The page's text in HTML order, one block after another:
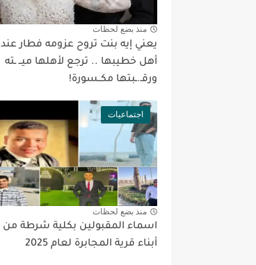
منذ بضع لحظات
يعني إيه بنت تروح عزومه فطار عند
أهل خطيبها .. ترجع لأهلها ميــ ـته
ورقـ.ـبتها مكــسورة!
اجتماعيات
منذ بضع لحظات
اسماء المقبولين بكلية شرطة من
أبناء قرية المجابرة لعام 2025